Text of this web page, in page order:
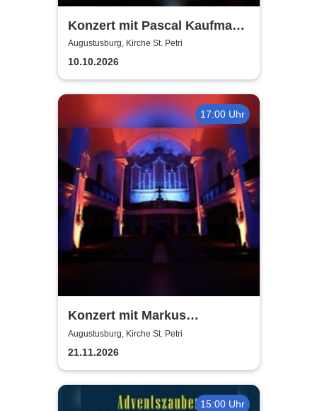
Konzert mit Pascal Kaufmann
- Herbstgold
Augustusburg, Kirche St. Petri
10.10.2026
17:00 Uhr
Konzert mit Markus
Kaufmann - Bilder einer
Ausstellung
Augustusburg, Kirche St. Petri
21.11.2026
15:00 Uhr